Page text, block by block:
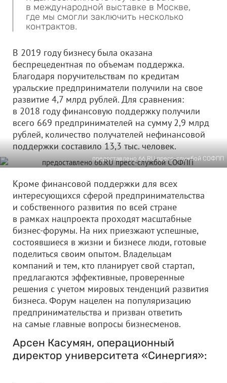
в международной выставке в Москве,
где мы смогли заключить несколько
контрактов.
В 2019 году бизнесу была оказана
беспрецедентная по объемам поддержка.
Благодаря поручительствам по кредитам
уральские предприниматели получили на свое
развитие 4,7 млрд рублей. Для сравнения:
в 2018 году финансовую поддержку получили
всего 669 предпринимателей на сумму 2,9 млрд
рублей, количество получателей нефинансовой
поддержки составило 13,3 тыс. человек.
предоставлено 66.RU пресс-службой СОФПП
Кроме финансовой поддержки для всех
интересующихся сферой предпринимательства
и собственного развития по всей стране
в рамках нацпроекта проходят масштабные
бизнес-форумы. На них приезжают успешные,
состоявшиеся в жизни и бизнесе люди, готовые
поделиться своим опытом. Владельцам
компаний и тем, кто планирует свой стартап,
предлагаются эффективные, проверенные
решения с учетом мировых тенденций развития
бизнеса. Форум нацелен на популяризацию
предпринимательства и призван ответить
на самые главные вопросы бизнесменов.
Арсен Касумян, операционный
директор университета «Синергия»: